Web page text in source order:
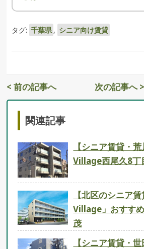
タグ: 千葉県, シニア向け賃貸
< 前の記事へ
次の記事へ >
関連記事
【シニア賃貸・
Village西尾久8丁
【北区のシニア
Village」おすす
茂
【シニア賃貸・